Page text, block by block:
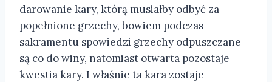
darowanie kary, którą musiałby odbyć za
popełnione grzechy, bowiem podczas
sakramentu spowiedzi grzechy odpuszczane
są co do winy, natomiast otwarta pozostaje
kwestia kary. I właśnie ta kara zostaje